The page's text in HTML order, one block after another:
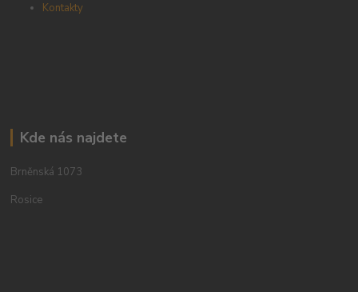
Kontakty
Kde nás najdete
Brněnská 1073
Rosice